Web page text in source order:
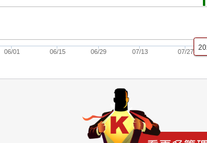
06/01 06/29 07/27
06/15 07/13